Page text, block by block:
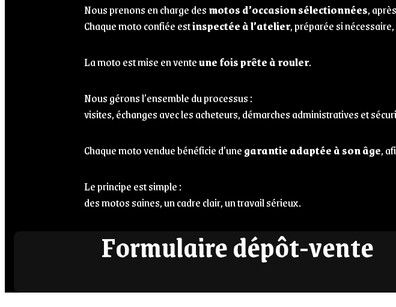
Nous prenons en charge desmotos d’occasion sélectionnées,
Chaque moto confiée estinspectée à l’atelier, préparée si
La moto est mise en venteune fois prête à rouler.
Nous gérons l’ensemble du processus :
visites, échanges avec les acheteurs, démarches administratives et
Chaque moto vendue bénéficie d’unegarantie adaptée à son âge,
Le principe est simple :
des motos saines, un cadre clair, un travail sérieux.
Formulaire dépôt-vente